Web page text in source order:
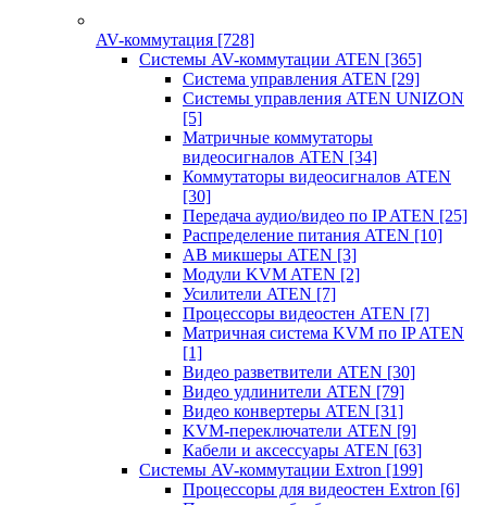
AV-коммутация [728]
Системы AV-коммутации ATEN [365]
Система управления ATEN [29]
Системы управления ATEN UNIZON
[5]
Матричные коммутаторы
видеосигналов ATEN [34]
Коммутаторы видеосигналов ATEN
[30]
Передача аудио/видео по IP ATEN [25]
Распределение питания ATEN [10]
АВ микшеры ATEN [3]
Модули KVM ATEN [2]
Усилители ATEN [7]
Процессоры видеостен ATEN [7]
Матричная система KVM по IP ATEN
[1]
Видео разветвители ATEN [30]
Видео удлинители ATEN [79]
Видео конвертеры ATEN [31]
KVM-переключатели ATEN [9]
Кабели и аксессуары ATEN [63]
Системы AV-коммутации Extron [199]
Процессоры для видеостен Extron [6]